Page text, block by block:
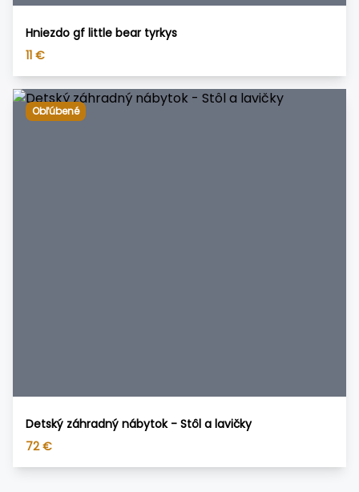
Hniezdo gf little bear tyrkys
11 €
Obľúbené
Detský záhradný nábytok - Stôl a lavičky
72 €